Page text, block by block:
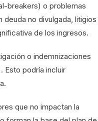
breakers) o problemas
no divulgada, litigios
de los ingresos.
o indemnizaciones
Esto podría incluir
que no impactan la